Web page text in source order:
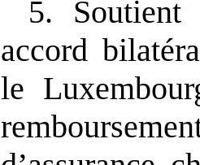
5. Soutient
accord
le